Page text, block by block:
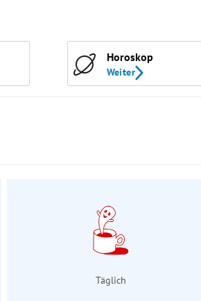
Horoskop
Weiter
Täglich